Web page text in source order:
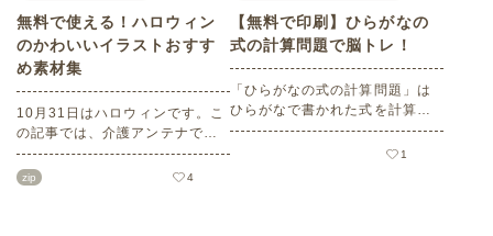
無料で使える！ハロウィン
のかわいいイラストおすす
め素材集
10月31日はハロウィンです。こ
の記事では、介護アンテナで扱
う高齢者向けイラスト素材か
ら、ハロウィンにちなんだおば
zip 4
【無料で印刷】ひらがなの
式の計算問題で脳トレ！
「ひらがなの式の計算問題」は
ひらがなで書かれた式を計算す
る問題です。想像力やワーキン
グメモリのトレーニングとして
1